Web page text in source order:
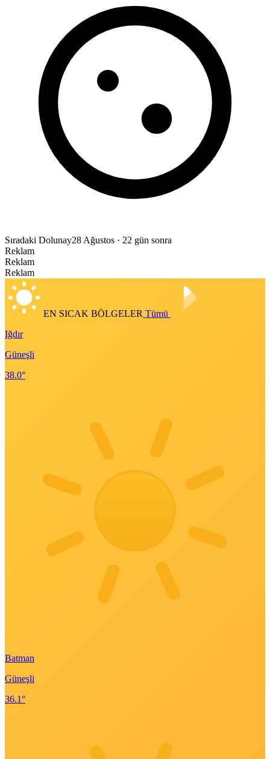
Sıradaki Dolunay28 Ağustos · 22 gün sonra
Reklam
Reklam
Reklam
EN SICAK BÖLGELER Tümü
Iğdır
Güneşli
38.0°
Batman
Güneşli
36.1°